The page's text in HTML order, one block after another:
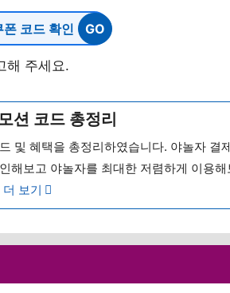
폰 코드 확인
해 주세요.
션 코드 총정리
및 혜택을 총정리하였습니다. 야놀자 결
해보고 야놀자를 최대한 저렴하게 이용
더 보기